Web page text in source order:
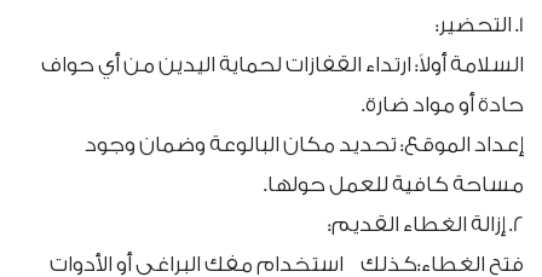
1. التحضير:
السلامة أولاً: ارتداء القفازات لحماية اليدين من أي حواف
حادة أو مواد ضارة.
إعداد الموقع: تحديد مكان البالوعة وضمان وجود
مساحة كافية للعمل حولها.
2. إزالة الغطاء القديم:
فتح الغطاء:كذلك استخدام مفك البراغي أو الأدوات